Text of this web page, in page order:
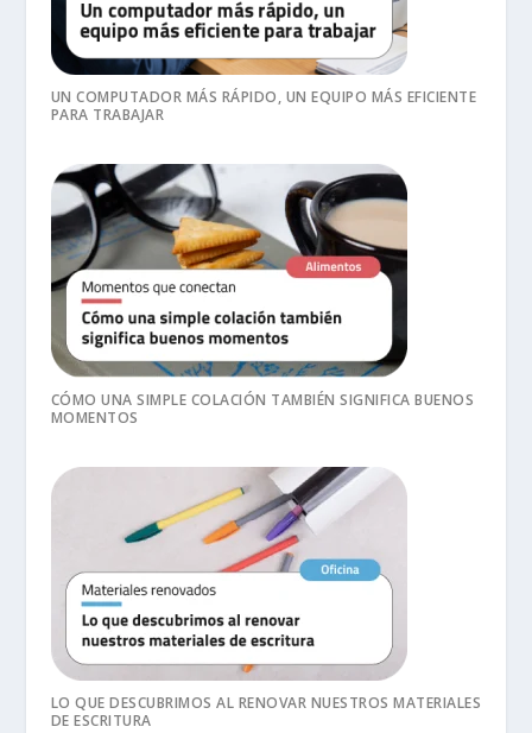
UN COMPUTADOR MÁS RÁPIDO, UN EQUIPO MÁS EFICIENTE
PARA TRABAJAR
CÓMO UNA SIMPLE COLACIÓN TAMBIÉN SIGNIFICA BUENOS
MOMENTOS
LO QUE DESCUBRIMOS AL RENOVAR NUESTROS MATERIALES
DE ESCRITURA